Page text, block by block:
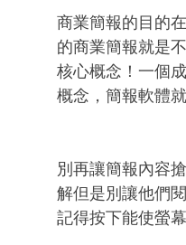
商業簡報的目的
的商業簡報就是
核心概念！一個
概念，簡報軟體
別再讓簡報內容
解但是別讓他們
記得按下能使螢